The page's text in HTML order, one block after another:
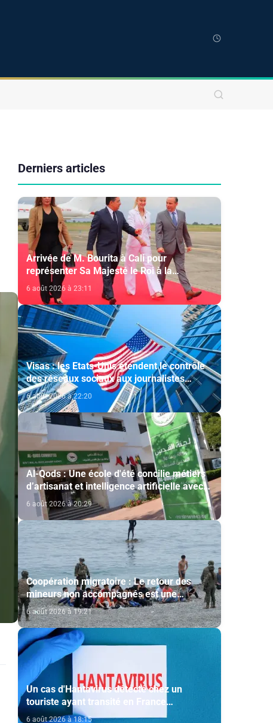
Derniers articles
Arrivée de M. Bourita à Cali pour
représenter Sa Majesté le Roi à la
cérémonie d'investiture du nouveau
président colombien
6 août 2026 à 23:11
Visas : les Etats-Unis étendent le contrôle
des réseaux sociaux aux journalistes
étrangers
6 août 2026 à 22:20
Al-Qods : Une école d'été concilie métiers
d’artisanat et intelligence artificielle avec
le soutien de l'Agence Bayt Mal Al-Qods
Acharif
6 août 2026 à 20:29
Coopération migratoire : Le retour des
mineurs non accompagnés est une
question de principe basée sur les Hautes
Instructions Royales (source diplomatique)
6 août 2026 à 19:21
Un cas d'Hantavirus détecté chez un
touriste ayant transité en France
(ministère)
6 août 2026 à 18:15